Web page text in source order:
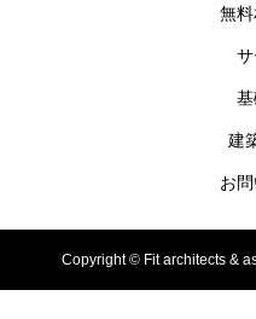
無
建
お
Copyright © Fit architects &